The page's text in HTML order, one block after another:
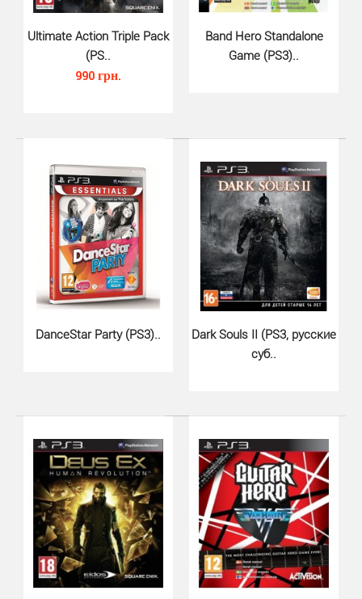
820 грн.
Когда пламя угасает, и все обращается в прах, вас ждёт
новое путешествие в мир, полный невероятных п..
Dark Souls II Scholar of the Fi..
870 грн.
Ultimate Action Triple Pack
(PS..
990 грн.
Band Hero Standalone
Game (PS3)..
DanceStar Party (PS3)..
Dark Souls II (PS3, русские
суб..